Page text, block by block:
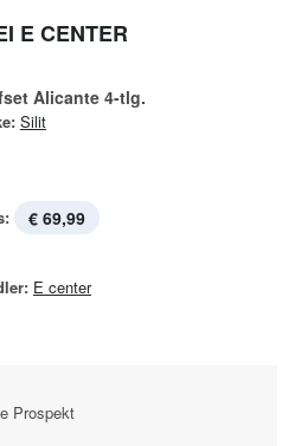
E CENTER
Alicante 4-tlg.
Silit
€ 69,99
E center
Prospekt